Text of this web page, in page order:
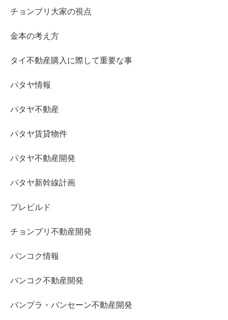
チョンブリ大家の視点
金本の考え方
タイ不動産購入に際して重要な事
パタヤ情報
パタヤ不動産
パタヤ賃貸物件
パタヤ不動産開発
パタヤ新幹線計画
プレビルド
チョンブリ不動産開発
バンコク情報
バンコク不動産開発
バンプラ・バンセーン不動産開発